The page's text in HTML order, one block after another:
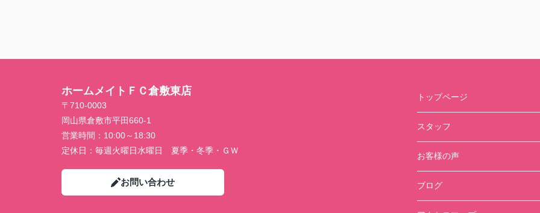
ホームメイトＦＣ倉敷東店
〒710-0003
岡山県倉敷市平田660-1
営業時間： 10:00～18:30
定休日： 毎週火曜日水曜日 夏季・冬季・ＧＷ
お問い合わせ
トップページ
スタッフ
お客様の声
ブログ